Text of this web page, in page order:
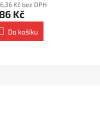
Kč bez DPH
Kč
Do košíku